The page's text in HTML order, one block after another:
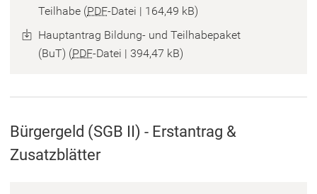
Teilhabe PDF-Datei
164,49 kB
Hauptantrag Bildung- und Teilhabepaket
(BuT) PDF-Datei 394,47 kB
Bürgergeld (SGB II) - Erstantrag &
Zusatzblätter